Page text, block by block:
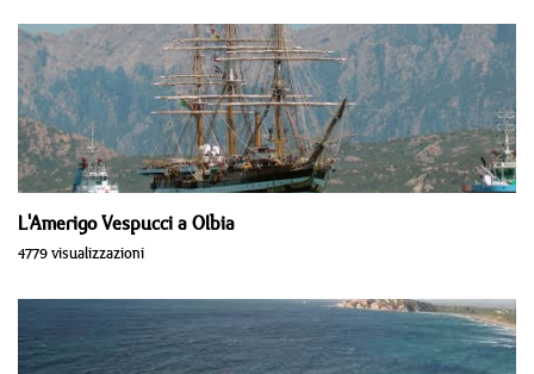
L'Amerigo Vespucci a Olbia
4779 visualizzazioni